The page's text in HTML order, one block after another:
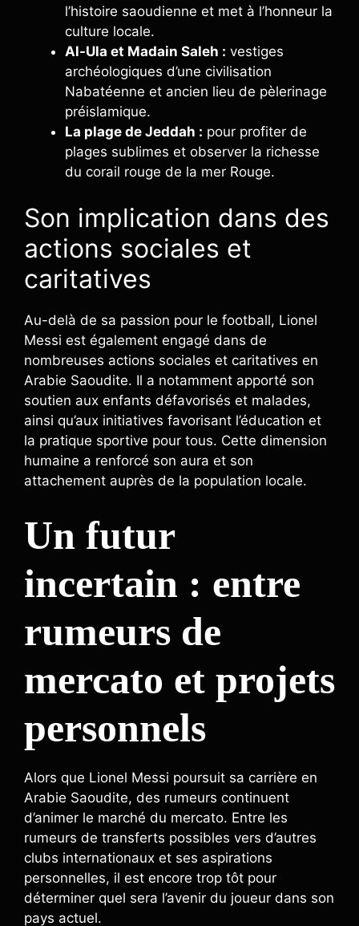
l’histoire saoudienne et met à l’honneur la
culture locale.
Al-Ula et Madain Saleh : vestiges
archéologiques d’une civilisation
Nabatéenne et ancien lieu de pèlerinage
préislamique.
La plage de Jeddah : pour profiter de
plages sublimes et observer la richesse
du corail rouge de la mer Rouge.
Son implication dans des
actions sociales et
caritatives
Au-delà de sa passion pour le football, Lionel
Messi est également engagé dans de
nombreuses actions sociales et caritatives en
Arabie Saoudite. Il a notamment apporté son
soutien aux enfants défavorisés et malades,
ainsi qu’aux initiatives favorisant l’éducation et
la pratique sportive pour tous. Cette dimension
humaine a renforcé son aura et son
attachement auprès de la population locale.
Un futur
incertain : entre
rumeurs de
mercato et projets
personnels
Alors que Lionel Messi poursuit sa carrière en
Arabie Saoudite, des rumeurs continuent
d’animer le marché du mercato. Entre les
rumeurs de transferts possibles vers d’autres
clubs internationaux et ses aspirations
personnelles, il est encore trop tôt pour
déterminer quel sera l’avenir du joueur dans son
pays actuel.